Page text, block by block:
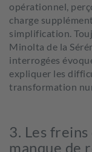
opérationnel,
charge
simplification.
Minolta de la
interrogées
expliquer les
transformation
3. Les
manque de